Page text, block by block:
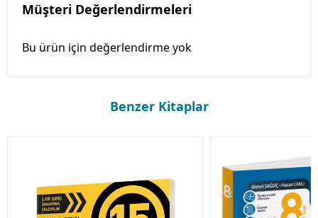
Müşteri Değerlendirmeleri
Bu ürün için değerlendirme yok
Benzer Kitaplar